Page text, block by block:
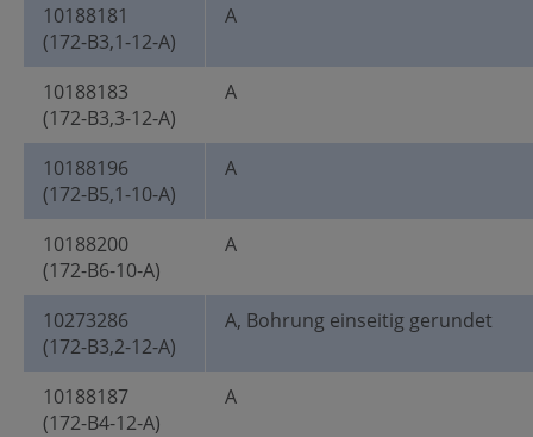
10188181
(172-B3,1-12-A)
A
10188183
(172-B3,3-12-A)
A
10188196
(172-B5,1-10-A)
A
10188200
(172-B6-10-A)
A
10273286
(172-B3,2-12-A)
A, Bohrung einseitig gerundet
10188187
(172-B4-12-A)
A